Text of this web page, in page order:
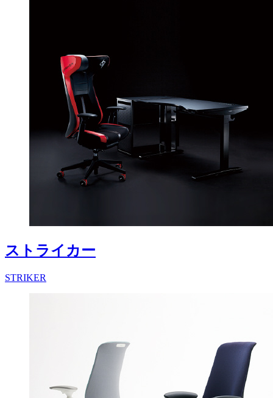
ストライカー
STRIKER